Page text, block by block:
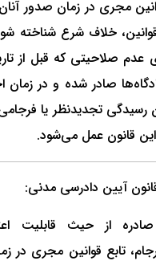
مجری در زمان صدور
خلاف شرع شناخته
عدم صلاحیتی که قبل از
صادر شده و در زمان
رسیدگی تجدیدنظر یا
قانون عمل می‌شود.
از حیث قابلیت
تابع قوانین مجری در